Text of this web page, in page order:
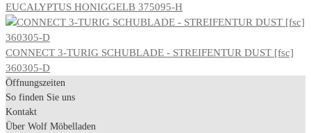
EUCALYPTUS HONIGGELB 375095-H
CONNECT 3-TURIG SCHUBLADE - STREIFENTUR DUST [fsc]
360305-D
Öffnungszeiten
So finden Sie uns
Kontakt
Über Wolf Möbelladen